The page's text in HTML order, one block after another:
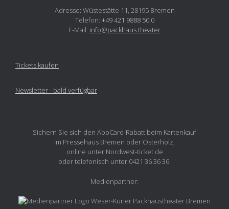
Adresse: Wüstestätte 11, 28195 Bremen
Telefon: +49 421 9888 50 0
E-Mail: info@packhaus.theater
Tickets kaufen
Newsletter - bald verfügbar
Sichern Sie sich den AboCard-Rabatt beim Kartenkauf
im Pressehaus Bremen oder Osterholz,
online unter Nordwest-ticket.de
oder telefonisch unter 0421 36 36 36.
Medienpartner: